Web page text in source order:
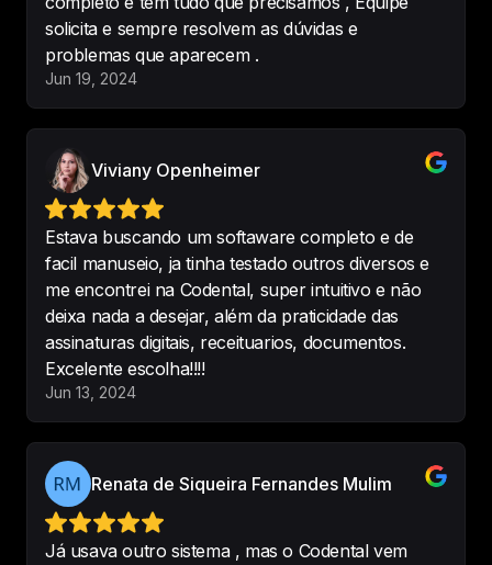
-Centro Odontológico Sorrir mais
A pouco mais de um ano
implantamos o Codental para
excelente sistema sempre
buscando novidades para
complementar nossas
necessidades. Recomendo!!
-Odontologia Oller Martins
O Codental é de facil manuseio,
confusa, possui muitos meios que
facilitam a minha rotina. eu adoro e
indico para todos os profissionais.
solicita e sempre resolvem as dúvidas e
problemas que aparecem .
Jun 19, 2024
Viviany Openheimer
Estava buscando um softaware completo e de
facil manuseio, ja tinha testado outros diversos e
me encontrei na Codental, super intuitivo e não
deixa nada a desejar, além da praticidade das
assinaturas digitais, receituarios, documentos.
Excelente escolha!!!!
Jun 13, 2024
Renata de Siqueira Fernandes Mulim
Já usava outro sistema , mas o Codental vem